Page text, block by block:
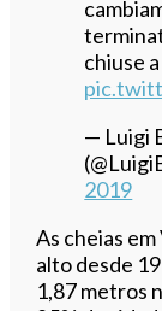
chiuse
— Luigi
2019
As cheias
alto desde
1,87 metros